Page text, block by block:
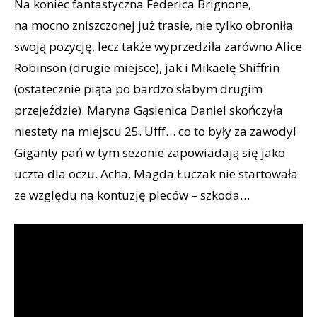
Na koniec fantastyczna Federica Brignone,
na mocno zniszczonej już trasie, nie tylko obroniła
swoją pozycję, lecz także wyprzedziła zarówno Alice
Robinson (drugie miejsce), jak i Mikaelę Shiffrin
(ostatecznie piąta po bardzo słabym drugim
przejeździe). Maryna Gąsienica Daniel skończyła
niestety na miejscu 25. Ufff… co to były za zawody!
Giganty pań w tym sezonie zapowiadają się jako
uczta dla oczu. Acha, Magda Łuczak nie startowała
ze względu na kontuzję pleców – szkoda…